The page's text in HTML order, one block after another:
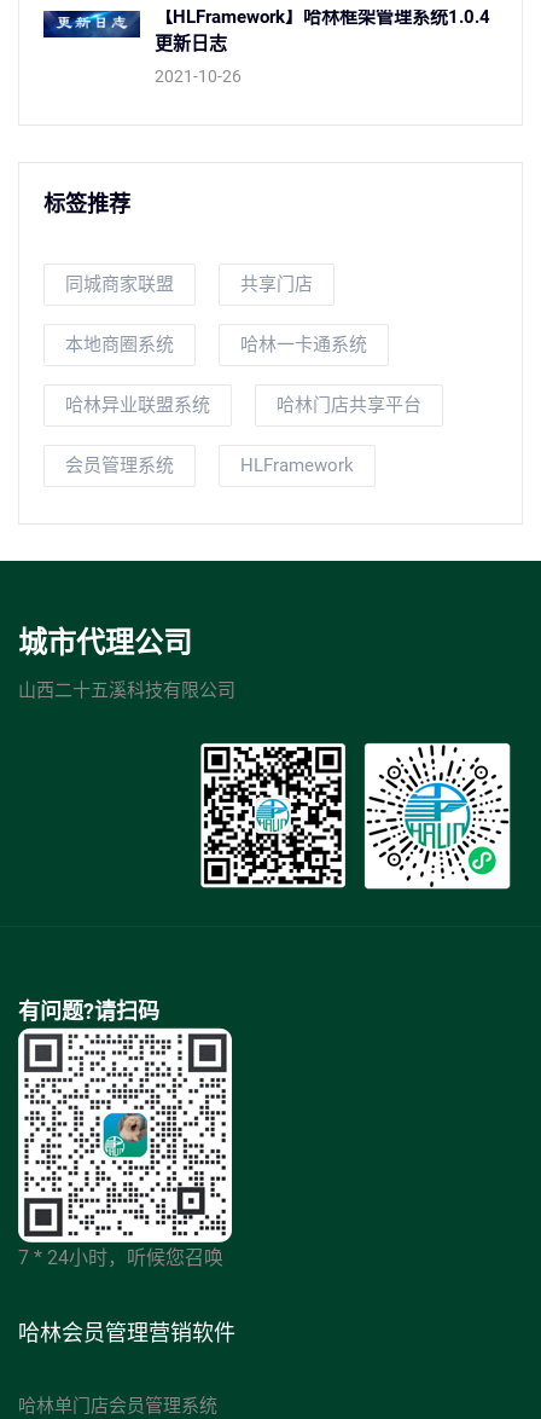
【HLFramework】哈林框架管理系统1.0.4
更新日志
2021-10-26
标签推荐
同城商家联盟 共享门店
本地商圈系统 哈林一卡通系统
哈林异业联盟系统 哈林门店共享平台
会员管理系统 HLFramework
城市代理公司
山西二十五溪科技有限公司
有问题?请扫码
7 * 24小时，听候您召唤
哈林会员管理营销软件
哈林单门店会员管理系统